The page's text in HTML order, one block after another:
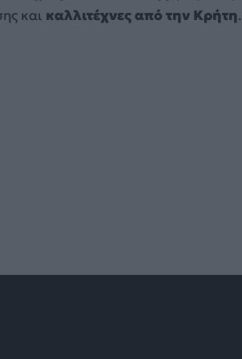
και καλλιτέχνες από την Κρήτη.